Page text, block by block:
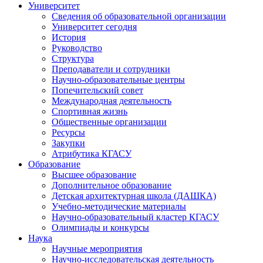
Университет
Сведения об образовательной организации
Университет сегодня
История
Руководство
Структура
Преподаватели и сотрудники
Научно-образовательные центры
Попечительский совет
Международная деятельность
Спортивная жизнь
Общественные организации
Ресурсы
Закупки
Атрибутика КГАСУ
Образование
Высшее образование
Дополнительное образование
Детская архитектурная школа (ДАШКА)
Учебно-методические материалы
Научно-образовательный кластер КГАСУ
Олимпиады и конкурсы
Наука
Научные мероприятия
Научно-исследовательская деятельность